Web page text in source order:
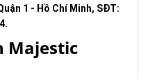
1 - Hồ Chí Minh, SĐT:
Majestic